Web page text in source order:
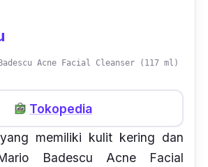
Acne Facial Cleanser (117 ml)
Tokopedia
memiliki kulit kering dan
Badescu Acne Facial